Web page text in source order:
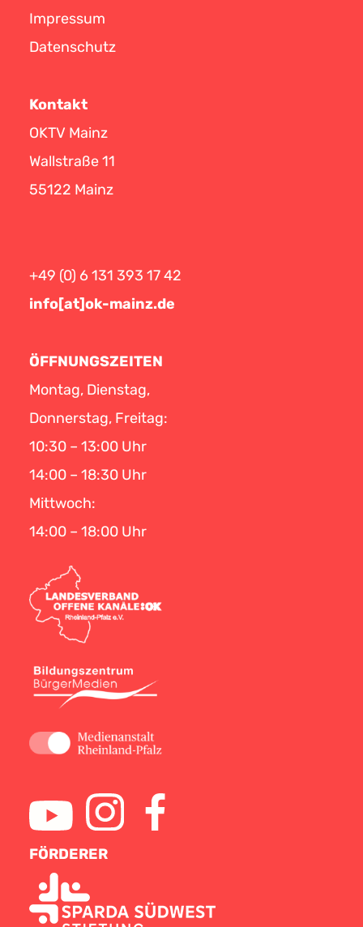
Impressum
Datenschutz
Kontakt
OKTV Mainz
Wallstraße 11
55122 Mainz
+49 (0) 6 131 393 17 42
info[at]ok-mainz.de
ÖFFNUNGSZEITEN
Montag, Dienstag,
Donnerstag, Freitag:
10:30 – 13:00 Uhr
14:00 – 18:30 Uhr
Mittwoch:
14:00 – 18:00 Uhr
FÖRDERER